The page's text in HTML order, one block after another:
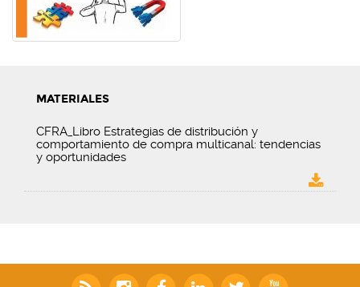
MATERIALES
CFRA_Libro Estrategias de distribución y
comportamiento de compra multicanal: tendencias
y oportunidades